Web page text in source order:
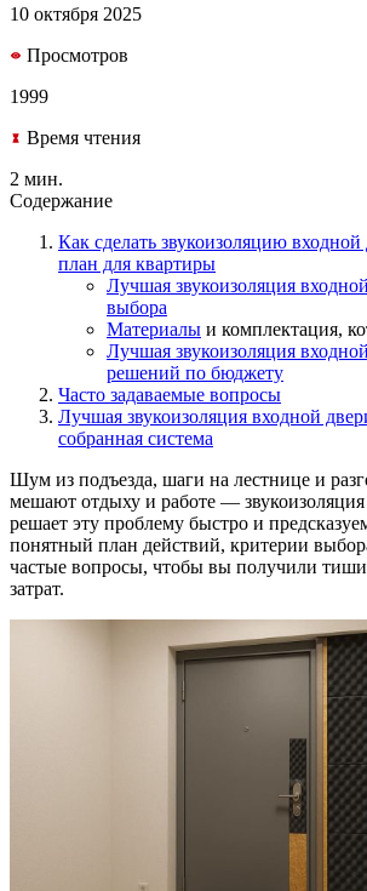
10 октября 2025
Просмотров
1999
Время чтения
2 мин.
Содержание
Как сделать звукоизоляцию входной
план для квартиры
Лучшая звукоизоляция
выбора
Материалы и комплектация,
Лучшая звукоизоляция
решений по бюджету
Часто задаваемые вопросы
Лучшая звукоизоляция входной
собранная система
Шум из подъезда, шаги на лестнице и
мешают отдыху и работе —
решает эту проблему быстро и
понятный план действий, критерии
частые вопросы, чтобы вы получили
затрат.